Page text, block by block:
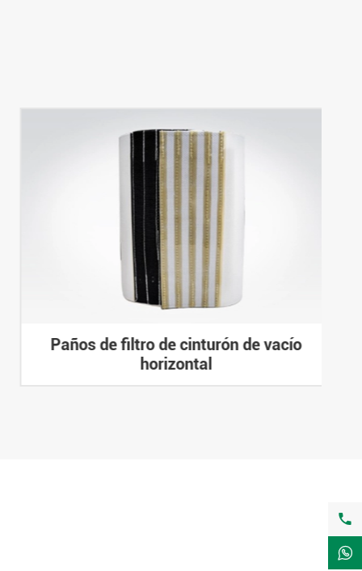
Paños de filtro de cinturón de vacío
horizontal

